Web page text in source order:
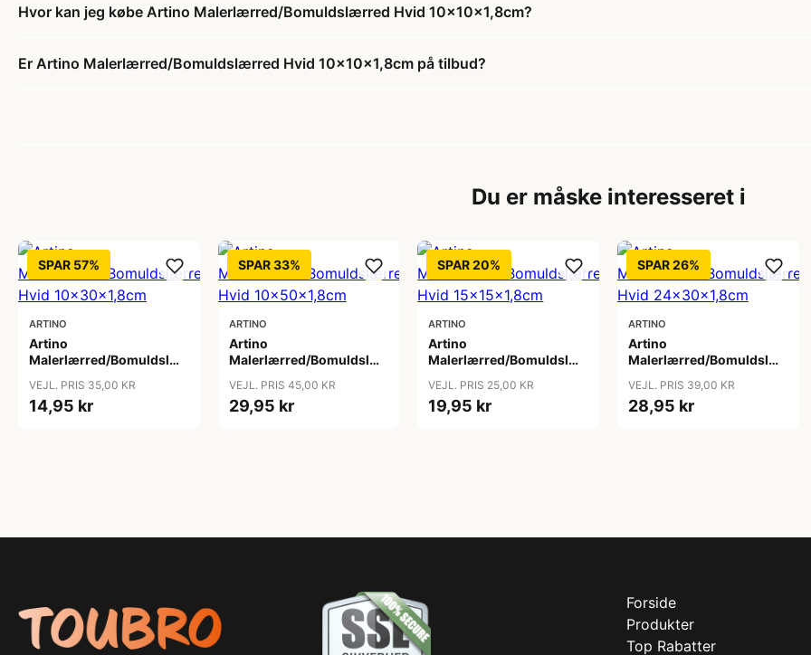
Hvor kan jeg købe Artino Malerlærred/Bomuldslærred Hvid 10x10x1,8cm?
Er Artino Malerlærred/Bomuldslærred Hvid 10x10x1,8cm på tilbud?
Du er måske interesseret i
SPAR 57%
ARTINO
Artino
Malerlærred/Bomuldslærred
VEJL. PRIS 35,00 KR
14,95 kr
SPAR 33%
ARTINO
Artino
Malerlærred/Bomuldslærred
VEJL. PRIS 45,00 KR
29,95 kr
SPAR 20%
ARTINO
Artino
Malerlærred/Bomuldslærred
VEJL. PRIS 25,00 KR
19,95 kr
SPAR 26%
ARTINO
Artino
Malerlærred/Bomuldslærred
VEJL. PRIS 39,00 KR
28,95 kr
Forside
Produkter
Top Rabatter